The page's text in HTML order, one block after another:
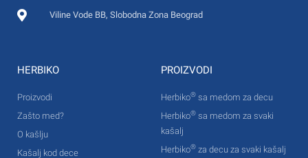
Viline Vode BB, Slobodna Zona Beograd
HERBIKO
Proizvodi
Zašto med?
O kašlju
Kašalj kod dece
PROIZVODI
Herbiko® sa medom za decu
Herbiko® sa medom za svaki
kašalj
Herbiko® za decu za svaki kašalj